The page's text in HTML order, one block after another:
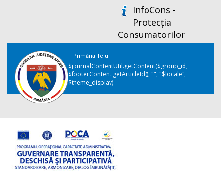
InfoCons -
Protecția
Consumatorilor
Primăria Teiu
$journalContentUtil.getContent($group_id,
$footerContent.getArticleId(), "", "$locale",
$theme_display)